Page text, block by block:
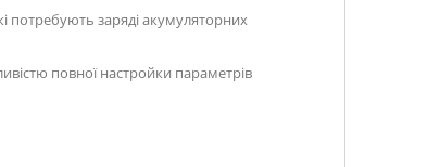
потребують заряді акумуляторних
повної настройки параметрів